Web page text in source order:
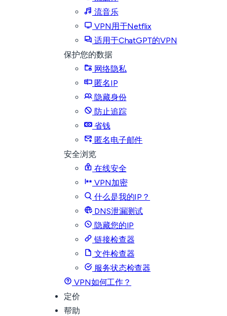
流音乐
VPN用于Netflix
适用于ChatGPT的VPN
保护您的数据
网络隐私
匿名IP
隐藏身份
防止追踪
省钱
匿名电子邮件
安全浏览
在线安全
VPN加密
什么是我的IP？
DNS泄漏测试
隐藏您的IP
链接检查器
文件检查器
服务状态检查器
VPN如何工作？
定价
帮助